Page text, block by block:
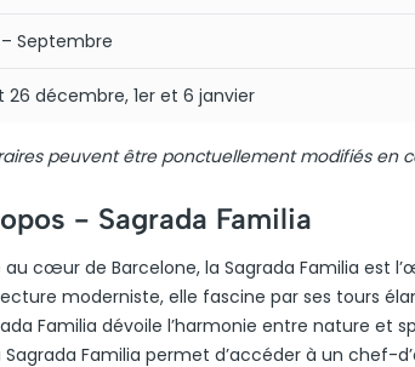
Septembre
26 décembre, 1er et 6 janvier
peuvent être ponctuellement modifiés en
- Sagrada Familia
au cœur de Barcelone, la Sagrada Familia est
moderniste, elle fascine par ses tours
Familia dévoile l’harmonie entre nature et
Sagrada Familia permet d’accéder à un chef-